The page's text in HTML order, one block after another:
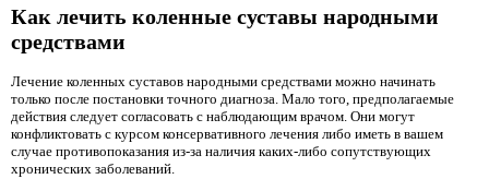
Как лечить коленные суставы народными
средствами
Лечение коленных суставов народными средствами можно начинать
только после постановки точного диагноза. Мало того, предполагаемые
действия следует согласовать с наблюдающим врачом. Они могут
конфликтовать с курсом консервативного лечения либо иметь в вашем
случае противопоказания из-за наличия каких-либо сопутствующих
хронических заболеваний.